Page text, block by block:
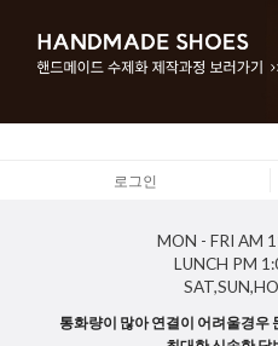
로그인
MON - FRI AM
LUNCH PM
통화량이 많아 연결이 어려울경우